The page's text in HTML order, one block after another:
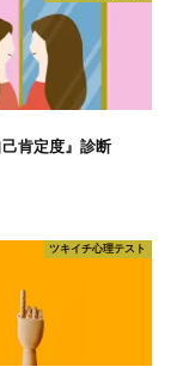
肯定度』診断
ツキイチ心理テスト